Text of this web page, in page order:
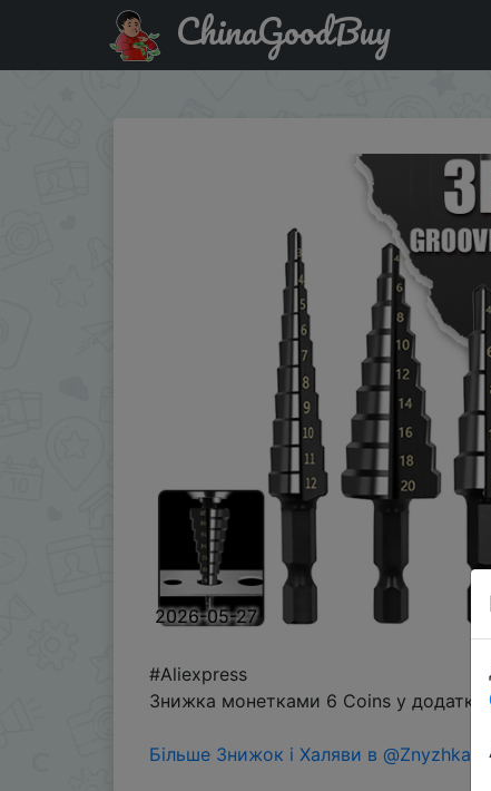
Купить по распродаже : 3Pcs HSS Straight Groove
ChinaGoodBuy
2026-05-27
#Aliexpress
Знижка монетками 6 Coins у додатку
Більше Знижок і Халяви в